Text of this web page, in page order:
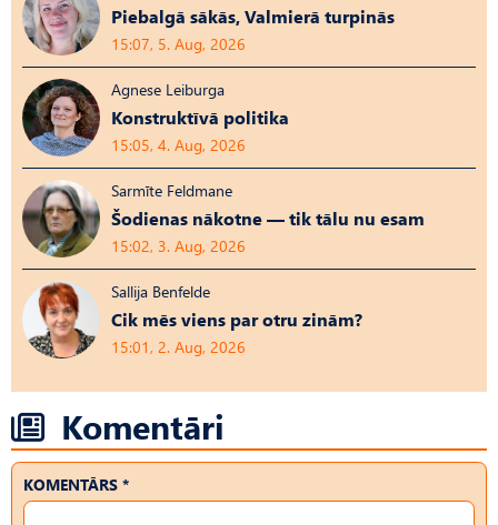
Piebalgā sākās, Valmierā turpinās
15:07, 5. Aug, 2026
Agnese Leiburga
Konstruktīvā politika
15:05, 4. Aug, 2026
Sarmīte Feldmane
Šodienas nākotne — tik tālu nu esam
15:02, 3. Aug, 2026
Sallija Benfelde
Cik mēs viens par otru zinām?
15:01, 2. Aug, 2026
Komentāri
KOMENTĀRS *